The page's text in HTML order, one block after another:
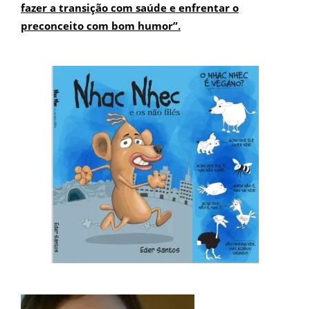
fazer a transição com saúde e enfrentar o
preconceito com bom humor”.